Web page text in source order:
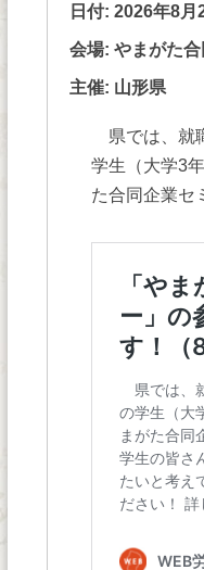
日付: 2026年8月
会場: やまがた
主催: 山形県
県では、就
学生（大学3
た合同企業セ